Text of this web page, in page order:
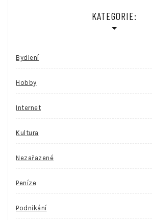
KATEGORIE:
Bydlení
Hobby
Internet
Kultura
Nezařazené
Peníze
Podnikání